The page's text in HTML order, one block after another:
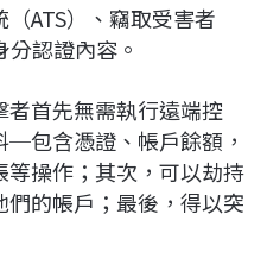
ATS）、竊取受害者
認證內容。
首先無需執行遠端控
─包含憑證、帳戶餘額，
操作；其次，可以劫持
的帳戶；最後，得以突